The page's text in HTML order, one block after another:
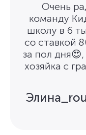
Очень
команду
школу в 6
со ставкой
за пол
хозяйка с